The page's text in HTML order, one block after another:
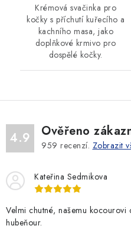
Krémová svačinka pro
kočky s příchutí kuřecího a
kachního masa, jako
doplňkové krmivo pro
dospělé kočky.
4.9 Ověřeno
959 recenzí. Zobrazit
Kateřina Sedmikova
Velmi chutné, našemu kocourovi
hubeňour.